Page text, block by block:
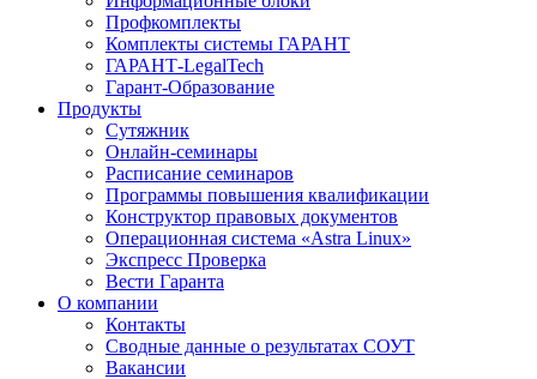
Профкомплекты
Комплекты системы ГАРАНТ
ГАРАНТ-LegalTech
Гарант-Образование
Продукты
Сутяжник
Онлайн-семинары
Расписание семинаров
Программы повышения квалификации
Конструктор правовых документов
Операционная система «Astra Linux»
Экспресс Проверка
Вести Гаранта
О компании
Контакты
Сводные данные о результатах СОУТ
Вакансии